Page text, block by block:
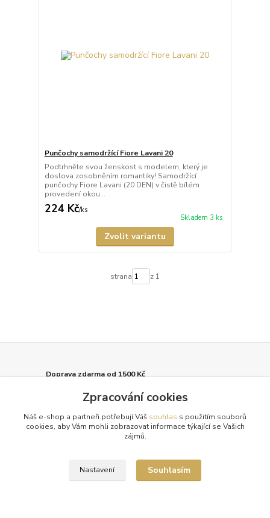
Punčochy samodržící Fiore Lavani 20
Podtrhněte svou ženskost s modelem, který je
doslova zosobněním romantiky! Samodržící
punčochy Fiore Lavani (20 DEN) v čistě bílém
provedení okou...
224 Kč/ks
Skladem 3 ks
Zvolit variantu
strana z 1
Doprava zdarma od 1500 Kč
Pečlivá expedice
Vaše objednávky balíme s maximální péčí a odesíláme 2x
Již od roku 2010 oblékáme vaše nohy do luxusu. Děkujeme!
Zpracování cookies
Náš e-shop a partneři potřebují Váš souhlas s použitím souborů
cookies, aby Vám mohli zobrazovat informace týkající se Vašich
zájmů.
Nastavení Souhlasím